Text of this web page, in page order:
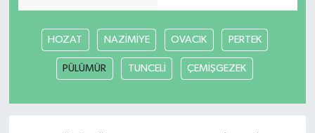
HOZAT NAZİMİYE OVACIK PERTEK
PÜLÜMÜR TUNCELİ ÇEMİŞGEZEK